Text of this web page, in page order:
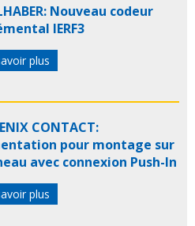
Nouveau codeur
IERF3
plus
CONTACT:
pour montage sur
avec connexion Push-In
plus